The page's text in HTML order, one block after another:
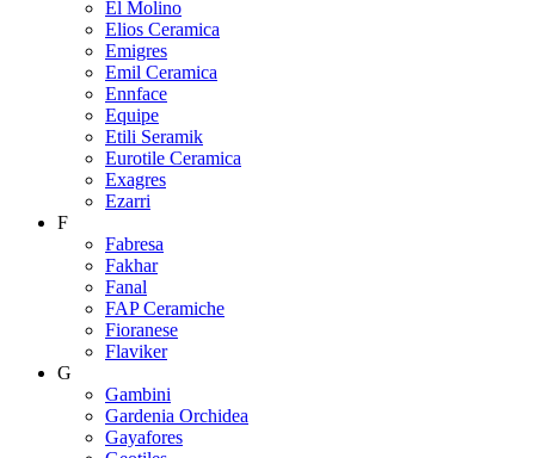
El Molino
Elios Ceramica
Emigres
Emil Ceramica
Ennface
Equipe
Etili Seramik
Eurotile Ceramica
Exagres
Ezarri
F
Fabresa
Fakhar
Fanal
FAP Ceramiche
Fioranese
Flaviker
G
Gambini
Gardenia Orchidea
Gayafores